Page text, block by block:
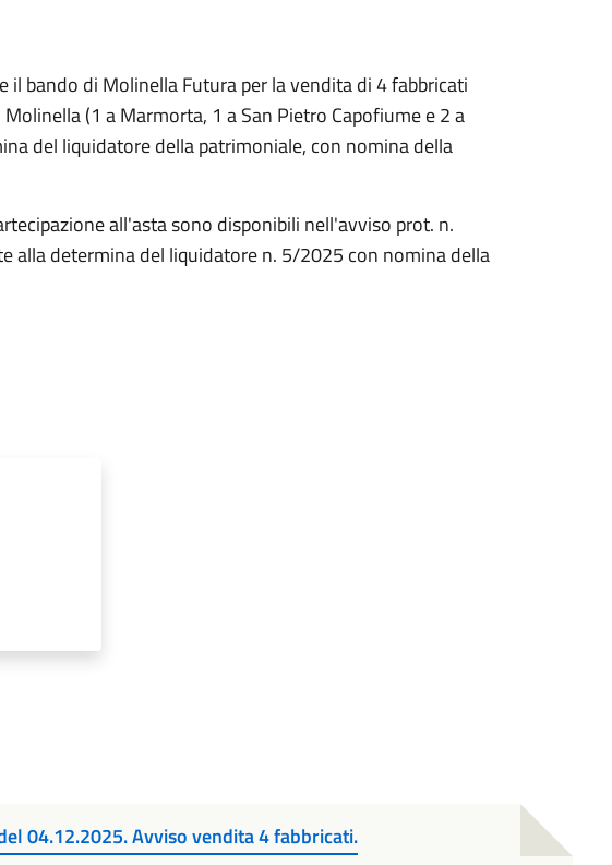
il bando di Molinella Futura per la vendita di 4 fabbricati
(1 a Marmorta, 1 a San Pietro Capofiume e 2 a
del liquidatore della patrimoniale, con nomina della
all'asta sono disponibili nell'avviso prot. n.
alla determina del liquidatore n. 5/2025 con nomina della
04.12.2025. Avviso vendita 4 fabbricati.